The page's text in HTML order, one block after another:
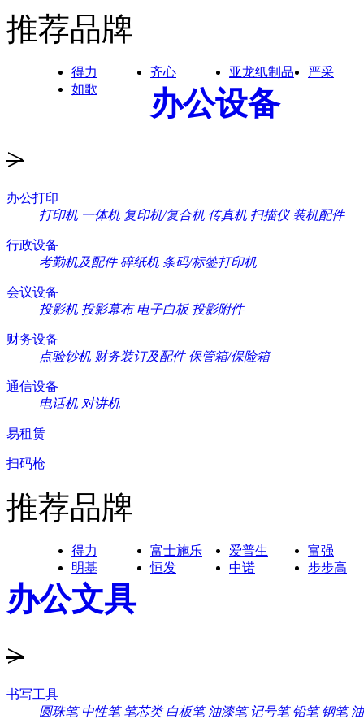
推荐品牌
得力 齐心 亚龙纸制品
严采
如歌
办公设备
>
办公打印
打印机 一体机 复印机/复合机 传真机 扫描仪 装机配件
行政设备
考勤机及配件 碎纸机 条码/标签打印机
会议设备
投影机 投影幕布 电子白板 投影附件
财务设备
点验钞机 财务装订及配件 保管箱/保险箱
通信设备
电话机 对讲机
易租赁
扫码枪
推荐品牌
得力 富士施乐 爱普生
富强
明基
恒发 中诺 步步高
办公文具
>
书写工具
圆珠笔 中性笔 笔芯类 白板笔 油漆笔 记号笔 铅笔 钢笔